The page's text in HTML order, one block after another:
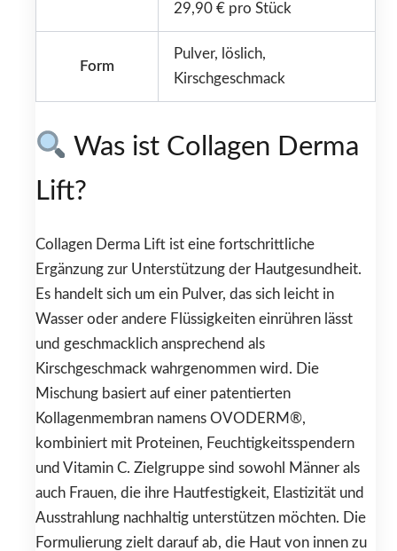
29,90 € pro Stück
Form
Pulver, löslich,
Kirschgeschmack
Was ist Collagen Derma
Lift?
Collagen Derma Lift ist eine fortschrittliche
Ergänzung zur Unterstützung der Hautgesundheit.
Es handelt sich um ein Pulver, das sich leicht in
Wasser oder andere Flüssigkeiten einrühren lässt
und geschmacklich ansprechend als
Kirschgeschmack wahrgenommen wird. Die
Mischung basiert auf einer patentierten
Kollagenmembran namens OVODERM®,
kombiniert mit Proteinen, Feuchtigkeitsspendern
und Vitamin C. Zielgruppe sind sowohl Männer als
auch Frauen, die ihre Hautfestigkeit, Elastizität und
Ausstrahlung nachhaltig unterstützen möchten. Die
Formulierung zielt darauf ab, die Haut von innen zu